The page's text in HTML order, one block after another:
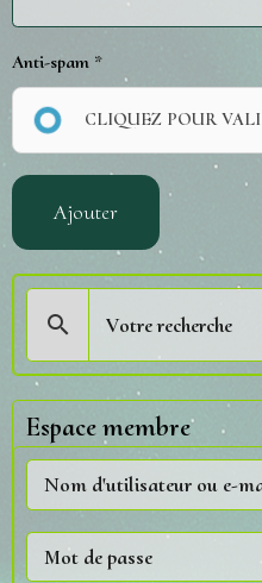
Anti-spam
CLIQUEZ POUR
Ajouter
Espace membre